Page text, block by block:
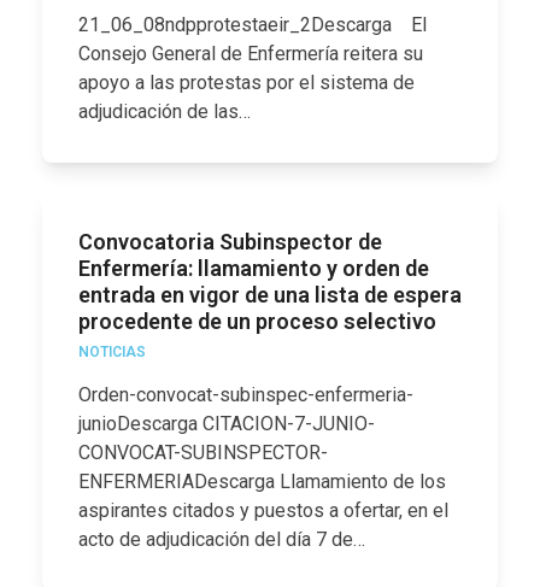
21_06_08ndpprotestaeir_2Descarga El
Consejo General de Enfermería reitera su
apoyo a las protestas por el sistema de
adjudicación de las…
Convocatoria Subinspector de
Enfermería: llamamiento y orden de
entrada en vigor de una lista de espera
procedente de un proceso selectivo
NOTICIAS
Orden-convocat-subinspec-enfermeria-
junioDescarga CITACION-7-JUNIO-
CONVOCAT-SUBINSPECTOR-
ENFERMERIADescarga Llamamiento de los
aspirantes citados y puestos a ofertar, en el
acto de adjudicación del día 7 de…